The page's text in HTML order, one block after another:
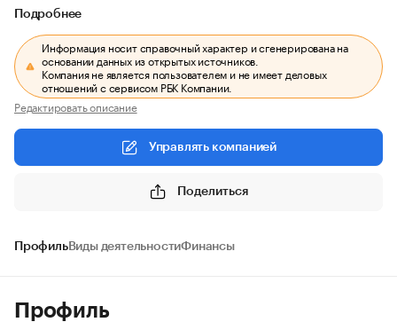
Подробнее
Информация носит справочный характер и сгенерирована на
основании данных из открытых источников.
Компания не является пользователем и не имеет деловых
отношений с сервисом РБК Компании.
Редактировать описание
Управлять компанией
Поделиться
ПрофильВиды деятельностиФинансы
Профиль